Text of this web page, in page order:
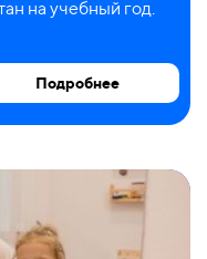
на учебный год.
Подробнее